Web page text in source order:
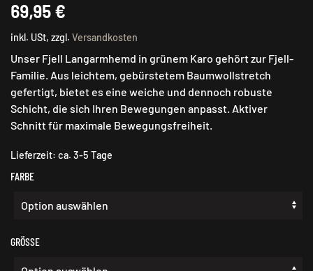
69,95 €
inkl. USt, zzgl. Versandkosten
Unser Fjell Langarmhemd in grünem Karo gehört zur Fjell-
Familie. Aus leichtem, gebürstetem Baumwollstretch
gefertigt, bietet es eine weiche und dennoch robuste
Schicht, die sich Ihren Bewegungen anpasst. Aktiver
Schnitt für maximale Bewegungsfreiheit.
Lieferzeit: ca. 3-5 Tage
FARBE
GRÖSSE